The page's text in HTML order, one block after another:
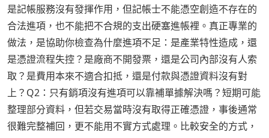
是記帳服務沒有發揮作用，但記帳士不能憑空創造不存在的
合法進項，也不能把不合規的支出硬塞進帳裡。真正專業的
做法，是協助你檢查為什麼進項不足：是產業特性造成，還
是憑證流程失控？是廠商不開發票，還是公司內部沒有人索
取？是費用本來不適合扣抵，還是付款與憑證資料沒有對
上？Q2：只有銷項沒有進項可以靠補單據解決嗎？短期可能
整理部分資料，但若交易當時沒有取得正確憑證，事後通常
很難完整補回，更不能用不實方式處理。比較安全的方式，